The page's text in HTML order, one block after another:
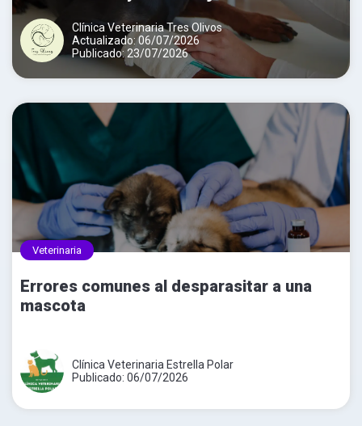
movilidad
Clínica Veterinaria Tres Olivos
Actualizado: 06/07/2026
Publicado: 23/07/2026
Veterinaria
Errores comunes al desparasitar a una
mascota
Clínica Veterinaria Estrella Polar
Publicado: 06/07/2026